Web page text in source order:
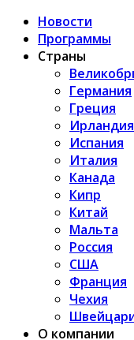
Новости
Программы
Страны
Германия
Греция
Ирландия
Испания
Италия
Канада
Кипр
Китай
Мальта
Россия
США
Франция
Чехия
О компании